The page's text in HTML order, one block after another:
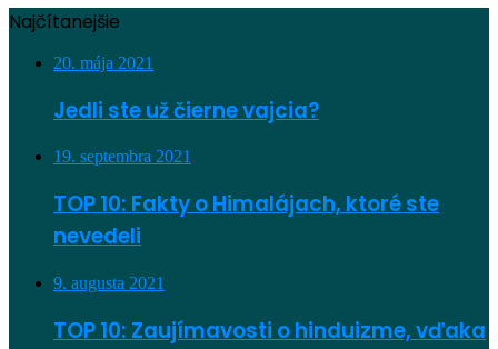
Najčítanejšie
20. mája 2021
Jedli ste už čierne vajcia?
19. septembra 2021
TOP 10: Fakty o Himalájach, ktoré ste
nevedeli
9. augusta 2021
TOP 10: Zaujímavosti o hinduizme, vďaka